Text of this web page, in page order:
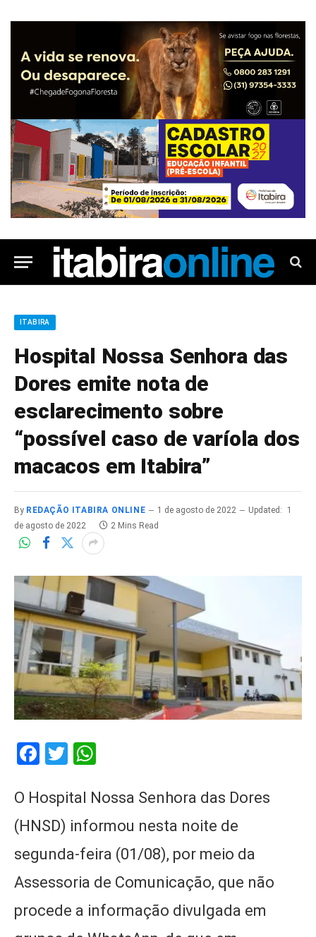
ITABIRA
Hospital Nossa Senhora das
Dores emite nota de
esclarecimento sobre
“possível caso de varíola dos
macacos em Itabira”
By REDAÇÃO ITABIRA ONLINE 1 de agosto de 2022 Updated:
1
de agosto de 2022
2 Mins Read
Facebook
Twitter
O Hospital Nossa Senhora das Dores
(HNSD) informou nesta noite de
segunda-feira (01/08), por meio da
Assessoria de Comunicação, que não
procede a informação divulgada em